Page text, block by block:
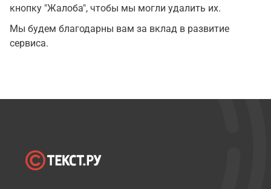
кнопку "Жалоба", чтобы мы могли удалить их.
Мы будем благодарны вам за вклад в развитие
сервиса.